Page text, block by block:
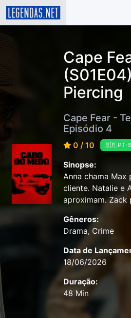
Cape
Piercing
Cape Fear -
Episódio 4
0 / 10 🇧🇷 PT-
Sinopse:
Anna chama Max
cliente. Natalie e
aproximam. Zack
Gêneros:
Drama, Crime
Data de
18/06/2026
Duração:
48 Min